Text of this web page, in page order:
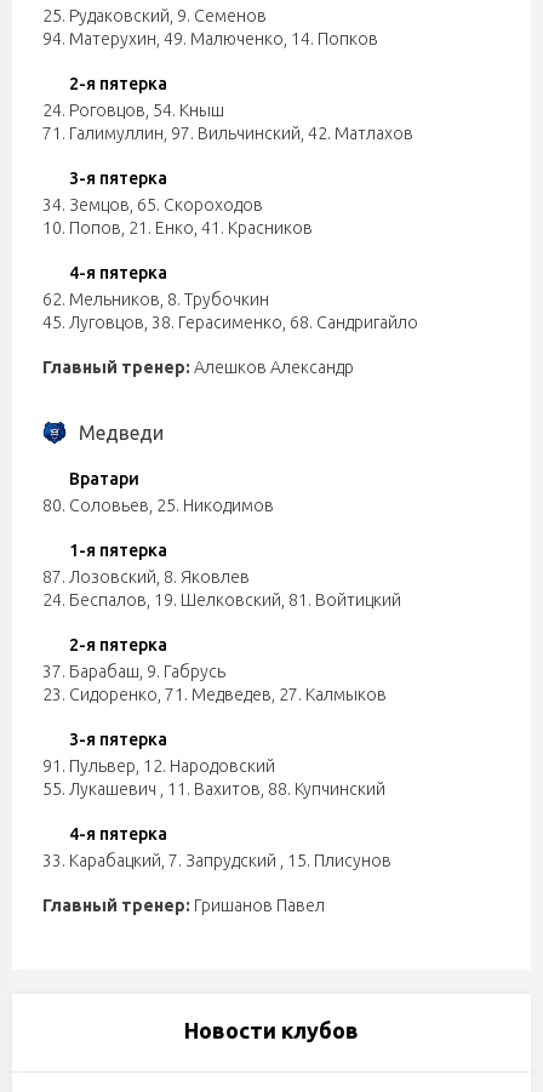
25. Рудаковский 9. Семенов
94. Матерухин 49. Малюченко 14. Попков
2-я пятерка
24. Роговцов 54. Кныш
71. Галимуллин 97. Вильчинский 42. Матлахов
3-я пятерка
34. Земцов 65. Скороходов
10. Попов 21. Енко 41. Красников
4-я пятерка
62. Мельников 8. Трубочкин
45. Луговцов 38. Герасименко 68. Сандригайло
Главный тренер: Алешков Александр
Медведи
Вратари
80. Соловьев 25. Никодимов
1-я пятерка
87. Лозовский 8. Яковлев
24. Беспалов 19. Шелковский 81. Войтицкий
2-я пятерка
37. Барабаш 9. Габрусь
23. Сидоренко 71. Медведев 27. Калмыков
3-я пятерка
91. Пульвер 12. Народовский
55. Лукашевич
11. Вахитов 88. Купчинский
4-я пятерка
33. Карабацкий 7. Запрудский 15. Плисунов
Главный тренер: Гришанов Павел
Новости клубов